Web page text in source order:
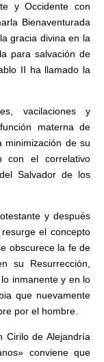
y Occidente con
Bienaventurada
gracia divina en la
para salvación de
II ha llamado la
vacilaciones y
materna de
de su
con el correlativo
Salvador de los
y después
el concepto
obscurece la fe de
su Resurrección,
inmanente y en lo
que nuevamente
por el hombre.
Cirilo de Alejandría
conviene que